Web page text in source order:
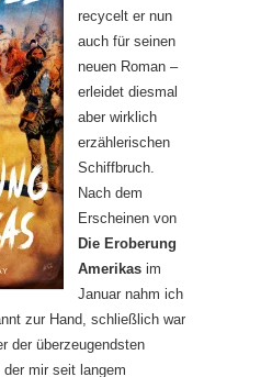
recycelt er nun
auch für seinen
neuen Roman –
erleidet diesmal
aber wirklich
erzählerischen
Schiffbruch.
Nach dem
Erscheinen von
Die Eroberung
Amerikas im
Januar nahm ich
zur Hand, schließlich war
der überzeugendsten
mir seit langem